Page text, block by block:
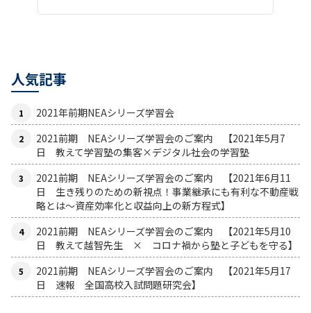
人気記事
2021年前期NEAシリーズ学習会
2021前期 NEAシリーズ学習会のご案内 【2021年5月7
日 教えて学習塾の集客×デジタル社会の学習塾
2021前期 NEAシリーズ学習会のご案内 【2021年6月11
日 生き残りのための新視点！事業継承にも有利な不動産戦
略とは〜資産効率化と収益向上の新方程式】
2021前期 NEAシリーズ学習会のご案内 【2021年5月10
日 教えて越智先生 × コロナ禍から塾と子どもを守る】
2021前期 NEAシリーズ学習会のご案内 【2021年5月17
日 速報 全国高校入試問題研究会】